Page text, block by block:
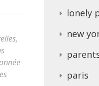
,
lonely
new
paris